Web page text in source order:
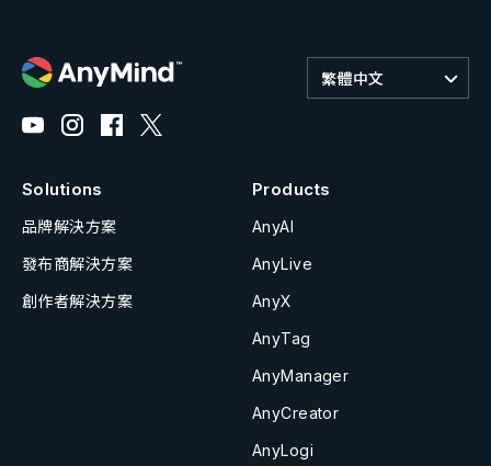
繁體中文
Solutions
品牌解決方案
發布商解決方案
創作者解決方案
Products
AnyAI
AnyLive
AnyX
AnyTag
AnyManager
AnyCreator
AnyLogi